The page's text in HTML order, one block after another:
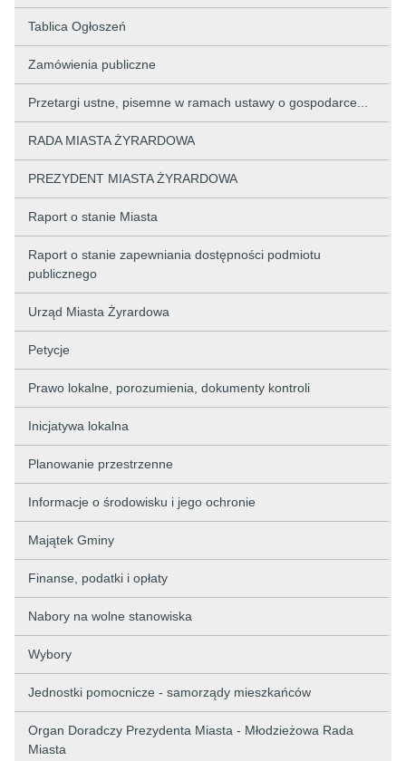
Tablica Ogłoszeń
Zamówienia publiczne
Przetargi ustne, pisemne w ramach ustawy o gospodarce...
RADA MIASTA ŻYRARDOWA
PREZYDENT MIASTA ŻYRARDOWA
Raport o stanie Miasta
Raport o stanie zapewniania dostępności podmiotu
publicznego
Urząd Miasta Żyrardowa
Petycje
Prawo lokalne, porozumienia, dokumenty kontroli
Inicjatywa lokalna
Planowanie przestrzenne
Informacje o środowisku i jego ochronie
Majątek Gminy
Finanse, podatki i opłaty
Nabory na wolne stanowiska
Wybory
Jednostki pomocnicze - samorządy mieszkańców
Organ Doradczy Prezydenta Miasta - Młodzieżowa Rada
Miasta